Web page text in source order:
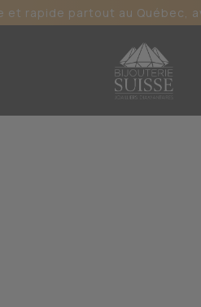
et rapide partout au Québec,